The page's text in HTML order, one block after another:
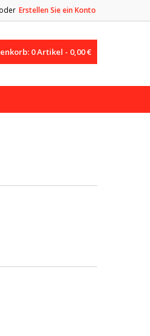
oder Erstellen Sie ein Konto
0Artikel - 0,00 €